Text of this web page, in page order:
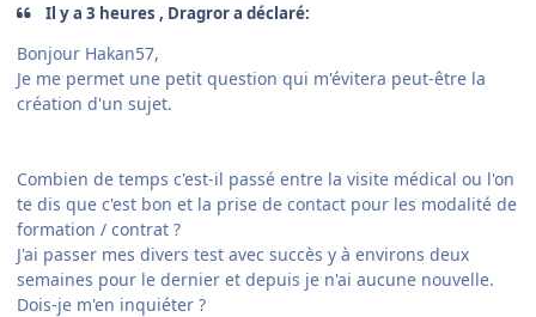
Il y a 3 heures , Dragror a déclaré:
Bonjour Hakan57,
Je me permet une petit question qui m'évitera peut-être la
création d'un sujet.
Combien de temps c'est-il passé entre la visite médical ou l'on
te dis que c'est bon et la prise de contact pour les modalité de
formation / contrat ?
J'ai passer mes divers test avec succès y à environs deux
semaines pour le dernier et depuis je n'ai aucune nouvelle.
Dois-je m'en inquiéter ?